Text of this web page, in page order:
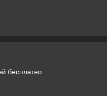
бесплатно